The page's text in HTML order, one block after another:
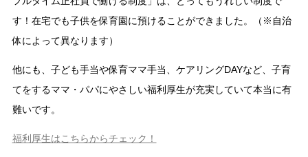
す！在宅でも子供を保育園に預けることができました。（※自治
体によって異なります）
他にも、子ども手当や保育ママ手当、ケアリングDAYなど、子育
てをするママ・パパにやさしい福利厚生が充実していて本当に有
難いです。
福利厚生はこちらからチェック！